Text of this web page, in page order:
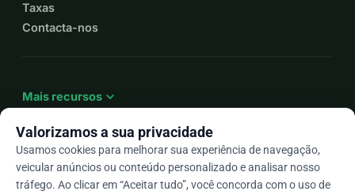
Taxas
Contacta-nos
Mais recursos expand_more
Ptarrow_drop_down
Valorizamos a sua privacidade
Usamos cookies para melhorar sua experiência de navegação,
veicular anúncios ou conteúdo personalizado e analisar nosso
tráfego. Ao clicar em “Aceitar tudo”, você concorda com o uso de